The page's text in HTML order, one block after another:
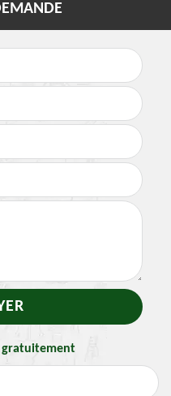
gratuitement